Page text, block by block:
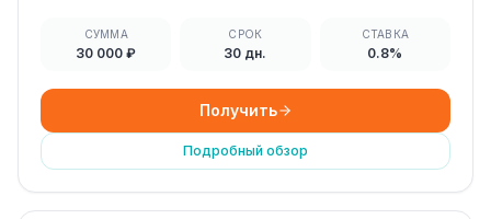
СУММА
30 000 ₽
СРОК
30 дн.
СТАВКА
0.8%
Получить
Подробный обзор